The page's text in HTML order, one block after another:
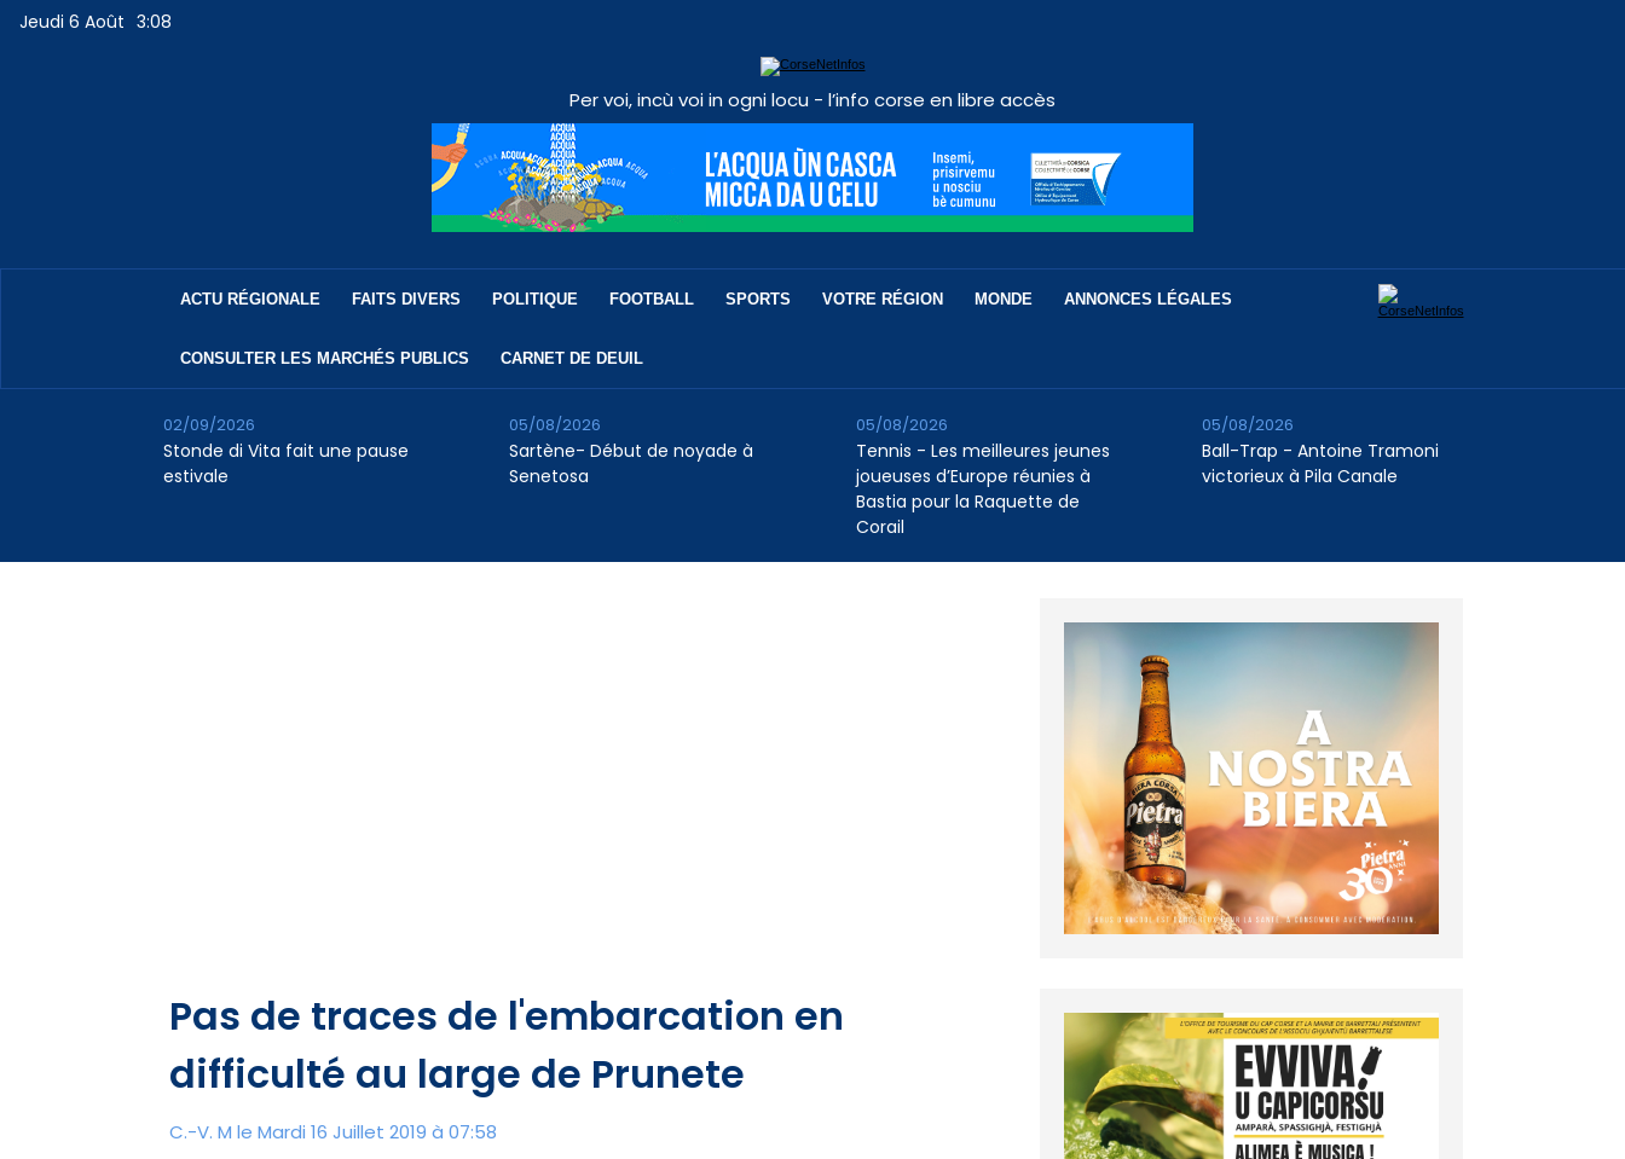
Jeudi 6 Août 3:08
Per voi, incù voi in ogni locu - l’info corse en libre accès
ACTU RÉGIONALE FAITS DIVERS POLITIQUE FOOTBALL SPORTS VOTRE RÉGION MONDE ANNONCES LÉGALES
CONSULTER LES MARCHÉS PUBLICS CARNET DE DEUIL
Stonde di Vita fait une pause
estivale
02/09/2026
Sartène- Début de noyade à
Senetosa
05/08/2026
Tennis - Les meilleures jeunes
joueuses d’Europe réunies à
Bastia pour la Raquette de
Corail
05/08/2026
Ball-Trap - Antoine Tramoni
victorieux à Pila Canale
05/08/2026
Pas de traces de l'embarcation en
difficulté au large de Prunete
C.-V. M le Mardi 16 Juillet 2019 à 07:58